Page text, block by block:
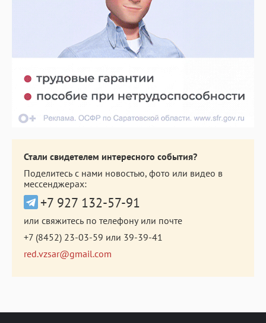
Стали свидетелем интересного события?
Поделитесь с нами новостью, фото или видео в
мессенджерах:
+7 927 132-57-91
или свяжитесь по телефону или почте
+7 (8452) 23-03-59 или 39-39-41
red.vzsar@gmail.com